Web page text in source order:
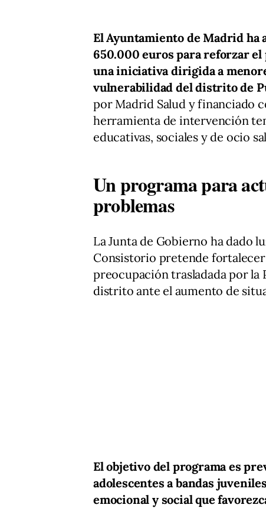
El Ayuntamiento de Madrid ha
650.000 euros para reforzar el
una iniciativa dirigida a
vulnerabilidad del distrito de
por Madrid Salud y financiado
herramienta de intervención
educativas, sociales y de ocio
Un programa para
problemas
La Junta de Gobierno ha dado
Consistorio pretende
preocupación trasladada por
distrito ante el aumento de
El objetivo del programa es
adolescentes a bandas
emocional y social que